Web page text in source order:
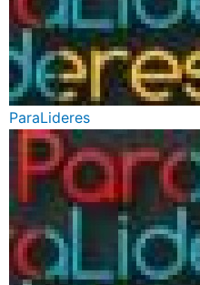
ParaLideres